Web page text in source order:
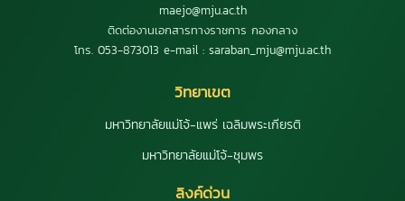
maejo@mju.ac.th
ติดต่องานเอกสารทางราชการ กองกลาง
โทร. 053-873013 e-mail : saraban_mju@mju.ac.th
วิทยาเขต
มหาวิทยาลัยแม่โจ้-แพร่ เฉลิมพระเกียรติ
มหาวิทยาลัยแม่โจ้-ชุมพร
ลิงค์ด่วน